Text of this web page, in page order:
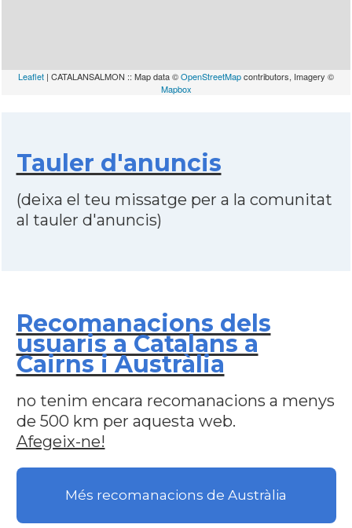
Leaflet | CATALANSALMON :: Map data ©OpenStreetMapcontributors, Imagery ©
Mapbox
Tauler d'anuncis
(deixa el teu missatge per a la comunitat
al tauler d'anuncis)
Recomanacions dels
usuaris a Catalans a
Cairns i Austràlia
no tenim encara recomanacions a menys
de 500 km per aquesta web.
Afegeix-ne!
Més recomanacions de Austràlia